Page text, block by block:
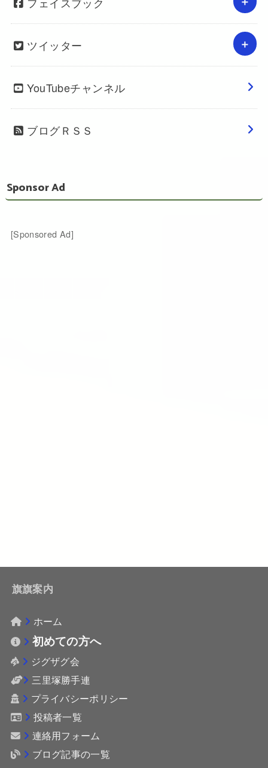
ツイッター
YouTubeチャンネル
ブログＲＳＳ
Sponsor Ad
[Sponsored Ad]
旗旗案内
ホーム
初めての方へ
ジグザグ会
三里塚勝手連
プライバシーポリシー
投稿者一覧
連絡用フォーム
ブログ記事の一覧